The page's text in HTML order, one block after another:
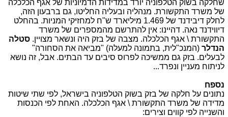
שחלקה בשוק הטלפוניה יורד במדידות הדמיוניות של אגף הכלכלה
של משרד התקשורת. מנהליה ובעליה החליטו, גם ברבעון הזה,
לחלק דיבידנד של 1.469 מיליארד ש"ח למחזיקי המניות. בהחלט
דיווידנד נאה. דהיינו: אין להתרשם מהמספרים של משרד
התקשורת \ אגף הכלכלה. מצבה של בזק היה ונשאר מצויין. סטלה
הנדלר (המנכ"לית, בתמונה למעלה) "מביאה את הסחורה"
לבעלים. בזק גם ממשיכה לפרוס סיבים עד הבתים. אבל, זה נושא
לניתוח מעניין ונפרד...
נספח
נתונים על חלקה של בזק בשוק הטלפוניה בישראל, לפי שתי שיטות
מדידה של משרד התקשורת \ אגף הכלכלה. האחת לפי הכנסות
והשנייה לפי קווים וצירים: